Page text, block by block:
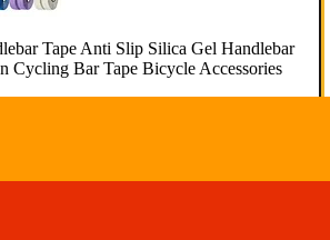
Tape Anti Slip Silica Gel Handlebar
Cycling Bar Tape Bicycle Accessories